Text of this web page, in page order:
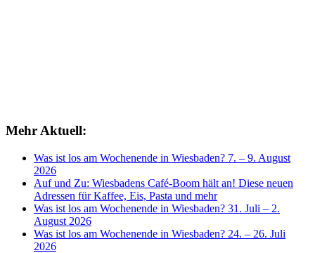
Mehr Aktuell:
Was ist los am Wochenende in Wiesbaden? 7. – 9. August
2026
Auf und Zu: Wiesbadens Café-Boom hält an! Diese neuen
Adressen für Kaffee, Eis, Pasta und mehr
Was ist los am Wochenende in Wiesbaden? 31. Juli – 2.
August 2026
Was ist los am Wochenende in Wiesbaden? 24. – 26. Juli
2026